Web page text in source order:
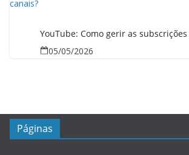
YouTube: Como gerir as
05/05/2026
Páginas